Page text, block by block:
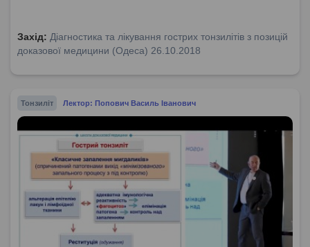
Захід: Діагностика та лікування гострих тонзилітів з позицій
доказової медицини (Одеса) 26.10.2018
Тонзиліт Лектор: Попович Василь Іванович